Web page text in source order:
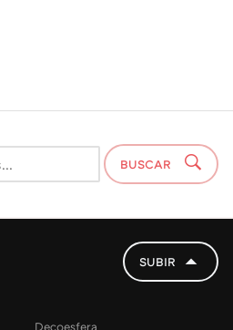
BUSCAR
SUBIR
Decoesfera